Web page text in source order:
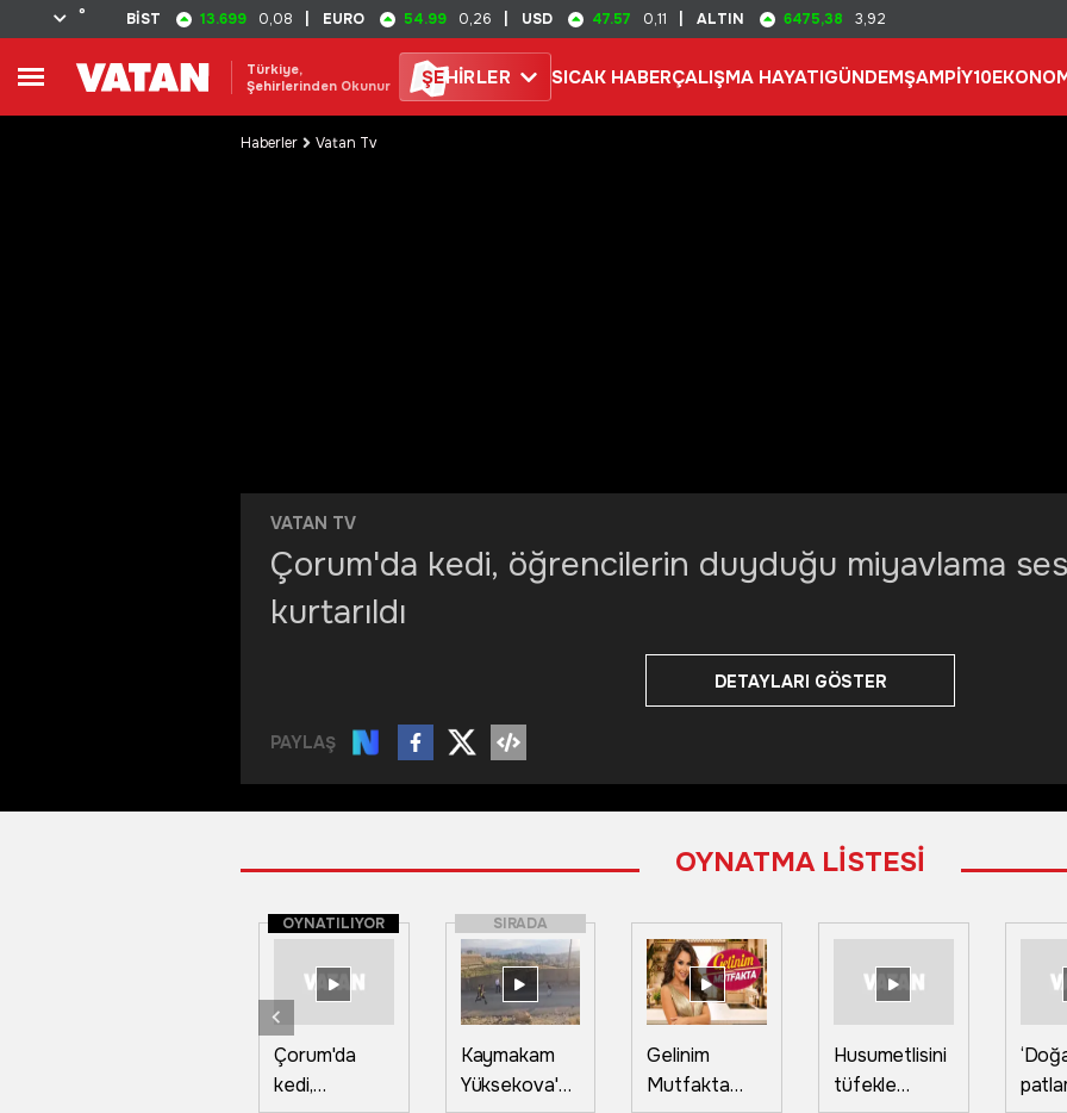
° BİST 13.699 0,08 EURO 54.99 0,26 USD 47.57 0,11 ALTIN 6475,38 3,92
Türkiye,
Şehirlerinden Okunur
ŞEHİRLER SICAK HABERÇALIŞMA HAYATIGÜNDEMŞAMPİY10
Haberler Vatan Tv
VATAN TV
Çorum'da kedi, öğrencilerin duyduğu miyavlama
kurtarıldı
DETAYLARI GÖSTER
PAYLAŞ
OYNATMA LİSTESİ
OYNATILIYOR
Çorum'da
kedi,
SIRADA
Kaymakam
Yüksekova'da
Gelinim
Mutfakta
Husumetlisini
tüfekle